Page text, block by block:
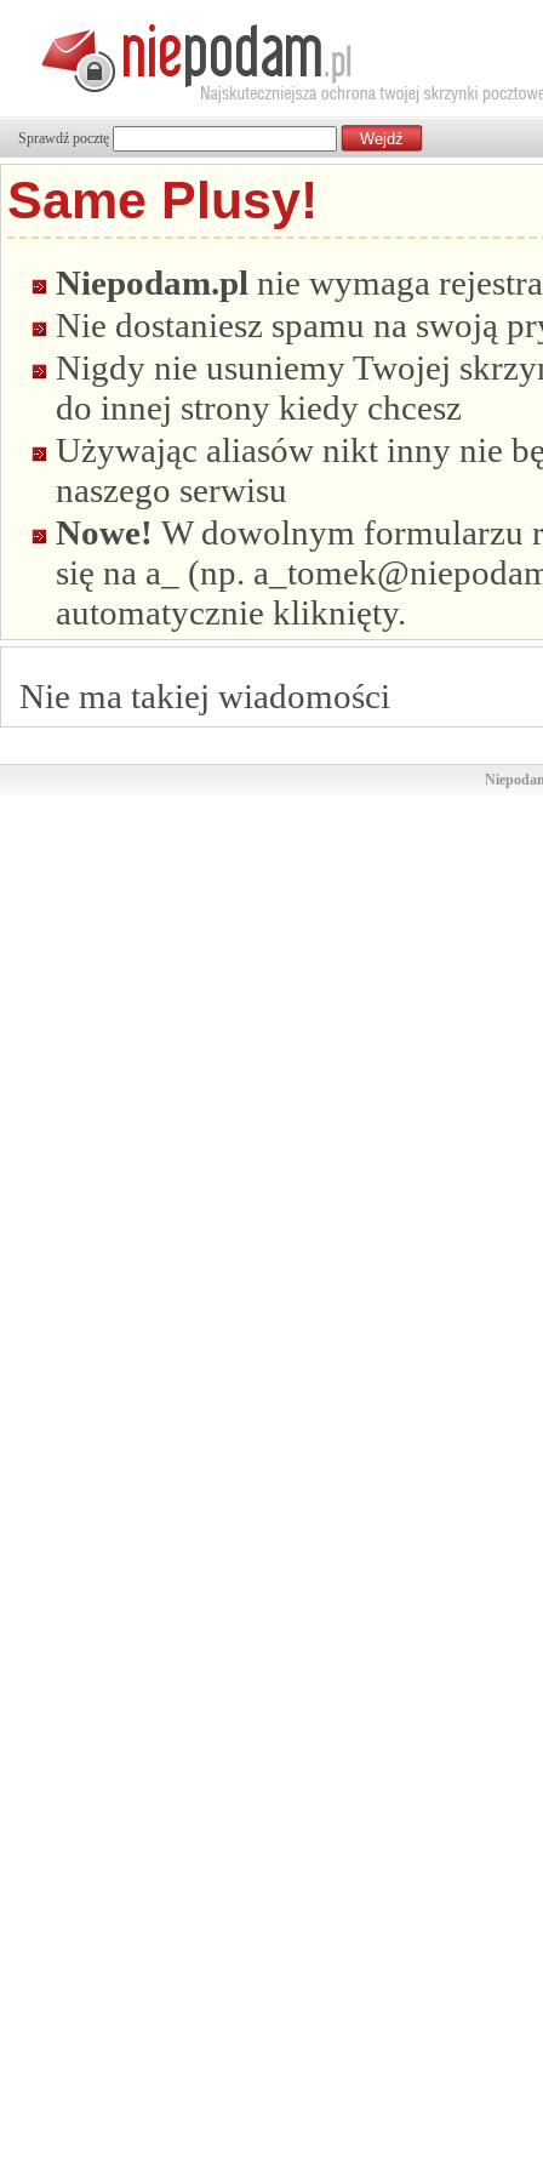
Sprawdź pocztę
Same Plusy!
Niepodam.pl nie wymaga
Nie dostaniesz spamu na swoją
Nigdy nie usuniemy Twojej
do innej strony kiedy chcesz
Używając aliasów nikt inny nie
naszego serwisu
Nowe! W dowolnym formularzu
się na a_ (np.
automatycznie kliknięty.
Nie ma takiej wiadomości